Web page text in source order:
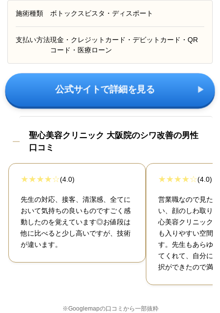
施術種類 ボトックスビスタ・ディスポート
支払い方法現金・クレジットカード・デビットカード・QR
コード・医療ローン
公式サイトで詳細を見る
聖心美容クリニック 大阪院のシワ改善の男性
口コミ
(4.0)
先生の対応、接客、清潔感、全てに
おいて気持ちの良いものですごく感
動したのを覚えています◎お値段は
他に比べると少し高いですが、技術
が違います。
(4.0)
営業職なので見た
い、顔のしわ取り
心美容クリニック
も入りやすい空間
す。先生もあらゆ
てくれて、自分に
択ができたので満
※Googlemapの口コミから一部抜粋